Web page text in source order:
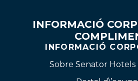
INFORMACIÓ
INFORMACIÓ
Sobre Senator Hotels